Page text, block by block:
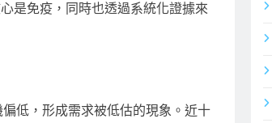
是免疫，同時也透過系統化證據來
低，形成需求被低估的現象。近十